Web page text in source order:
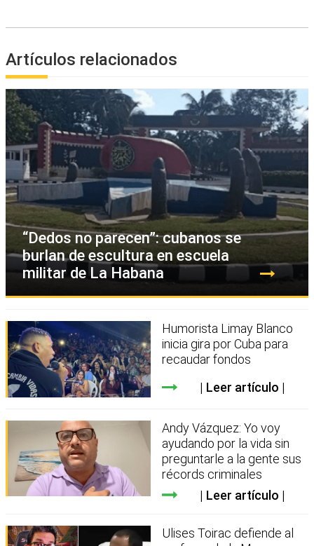
Artículos relacionados
“Dedos no parecen”: cubanos se
burlan de escultura en escuela
militar de La Habana
Humorista Limay Blanco
inicia gira por Cuba para
recaudar fondos
Leer artículo
Andy Vázquez: Yo voy
ayudando por la vida sin
preguntarle a la gente sus
récords criminales
Leer artículo
Ulises Toirac defiende al